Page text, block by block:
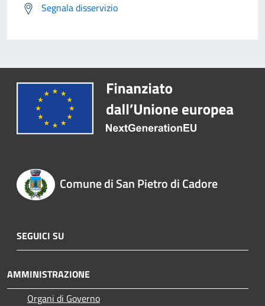
Segnala disservizio
Comune di San Pietro di Cadore
SEGUICI SU
AMMINISTRAZIONE
Organi di Governo